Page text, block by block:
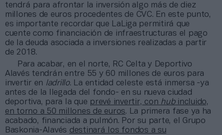
tendrá para afrontar la inversión algo más de diez
millones de euros procedentes de CVC. En este punto,
es importante recordar que LaLiga permitirá que
cuente como financiación de infraestructuras el pago
de la deuda asociada a inversiones realizadas a partir
de 2018.
Para acabar, en el norte, RC Celta y Deportivo
Alavés tendrán entre 55 y 60 millones de euros para
invertir en ladrillo. La entidad celeste está inmersa -ya
antes de la llegada del fondo- en su nueva ciudad
deportiva, para la que prevé invertir, con hubincluido,
en torno a 50 millones de euros. La primera fase ya ha
acabado, financiada a pulmón. Por su parte, el Grupo
Baskonia-Alavés destinará los fondos a su